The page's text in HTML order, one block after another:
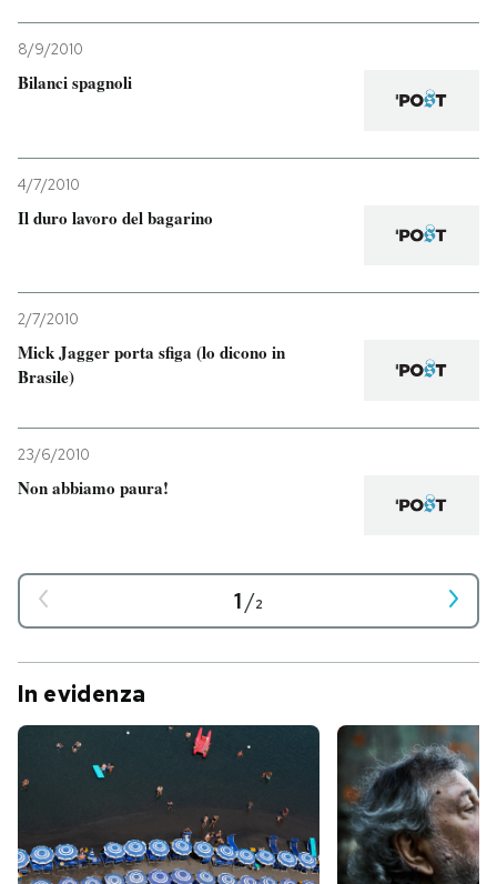
8/9/2010
Bilanci spagnoli
4/7/2010
Il duro lavoro del bagarino
2/7/2010
Mick Jagger porta sfiga (lo dicono in
Brasile)
23/6/2010
Non abbiamo paura!
1/2
In evidenza